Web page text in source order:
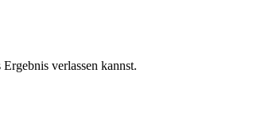
verlassen kannst.